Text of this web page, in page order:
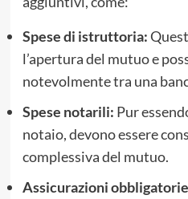
Spese di istruttoria:
l’apertura del mutuo e
notevolmente tra una
Spese notarili: Pur
notaio, devono essere
complessiva del mutuo.
Assicurazioni